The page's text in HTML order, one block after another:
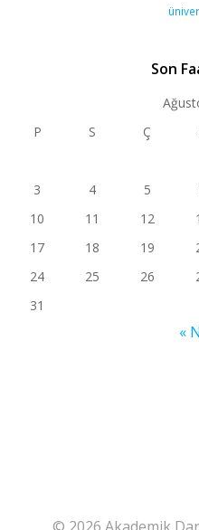
Son
P
S Ç
3
4 5
10
11 12
17
18 19
24
25 26
31
«
© 2026 Akademik